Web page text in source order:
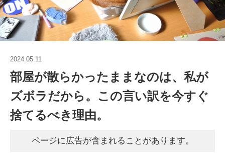
2024.05.11
部屋が散らかったままなのは、私が
ズボラだから。この言い訳を今すぐ
捨てるべき理由。
ページに広告が含まれることがあります。